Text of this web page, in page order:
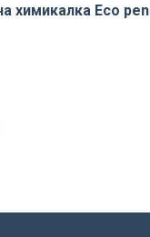
химикалка Eco pen